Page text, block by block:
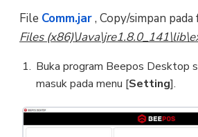
File Comm.jar, Copy/simpan
Files
Buka program Beepos Desktop
masuk pada menu [Setting].